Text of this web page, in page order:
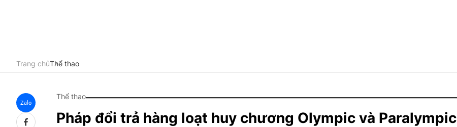
Trang chủThể thao
Zalo
Thể thao
Pháp đổi trả hàng loạt huy chương Olympic và Paralympic